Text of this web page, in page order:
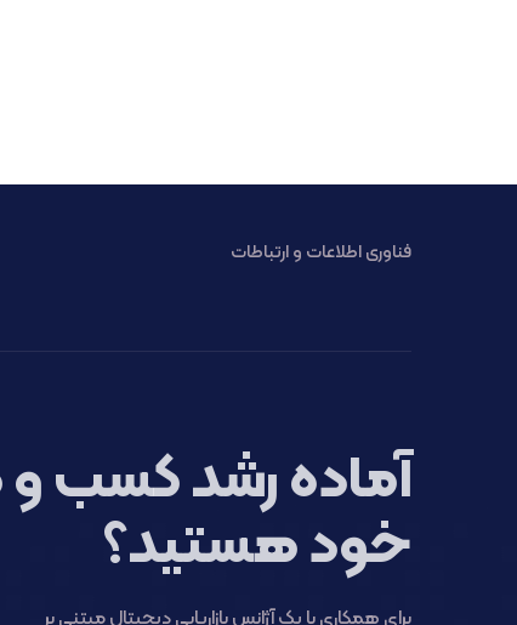
فناوری اطلاعات و ارتباطات
آماده رشد کسب و
خود هستید؟
برای همکاری با یک آژانس بازاریابی دیجیتال مبتنی بر